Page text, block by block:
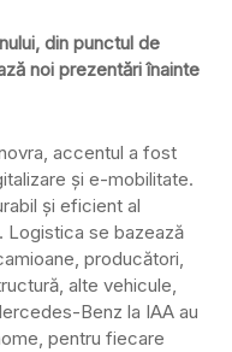
din punctul de
noi prezentări înainte
accentul a fost
și e-mobilitate.
și eficient al
Logistica se bazează
producători,
alte vehicule,
Benz la IAA au
pentru fiecare